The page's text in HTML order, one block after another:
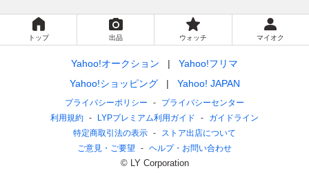
トップ 出品 ウォッチ マイオク
Yahoo!オークション
Yahoo!フリマ
Yahoo!ショッピング
Yahoo! JAPAN
プライバシーポリシー
プライバシーセンター
利用規約
LYPプレミアム利用ガイド
ガイドライン
特定商取引法の表示
ストア出店について
ご意見・ご要望
ヘルプ・お問い合わせ
© LY Corporation